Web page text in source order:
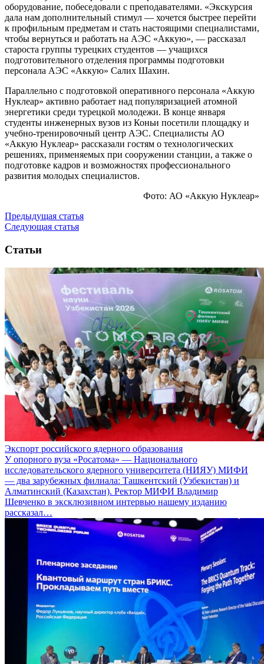
оборудование, побеседовали с преподавателями. «Экскурсия
дала нам дополнительный стимул — хочется быстрее перейти
к профильным предметам и стать настоящими специалистами,
чтобы вернуться и работать на АЭС «Аккую», — рассказал
староста группы турецких студентов — учащихся
подготовительного отделения программы подготовки
персонала АЭС «Аккую» Салих Шахин.
Параллельно с подготовкой оперативного персонала «Аккую
Нуклеар» активно работает над популяризацией атомной
энергетики среди турецкой молодежи. В конце января
студенты инженерных вузов из Коньи посетили площадку и
учебно-тренировочный центр АЭС. Специалисты АО
«Аккую Нуклеар» рассказали гостям о технологических
решениях, применяемых при сооружении станции, а также о
подготовке кадров и возможностях профессионального
развития молодых специалистов.
Фото: АО «Аккую Нуклеар»
Предыдущая статья
Следующая статья
Статьи
Экспорт российского ядерного образования
У опорного вуза «Росатома» — Национального
исследовательского ядерного университета (НИЯУ) МИФИ
— два зарубежных филиала: Ташкентский (Узбекистан) и
Алматинский (Казахстан). Ректор МИФИ Владимир
Шевченко в эксклюзивном интервью нашему изданию
рассказал…